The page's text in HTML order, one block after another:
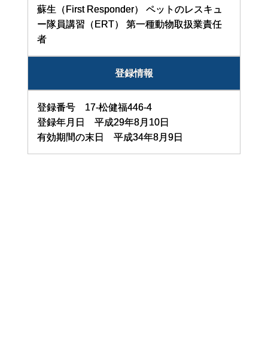
蘇生（First Responder）
ペットのレスキュ
ー隊員講習（ERT）
第一種動物取扱業責任
者
登録情報
登録番号 17-松健福446-4
登録年月日 平成29年8月10日
有効期間の末日 平成34年8月9日